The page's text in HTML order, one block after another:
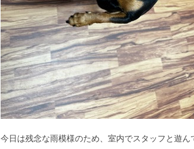
今日は残念な雨模様のため、室内でスタッフと遊ん